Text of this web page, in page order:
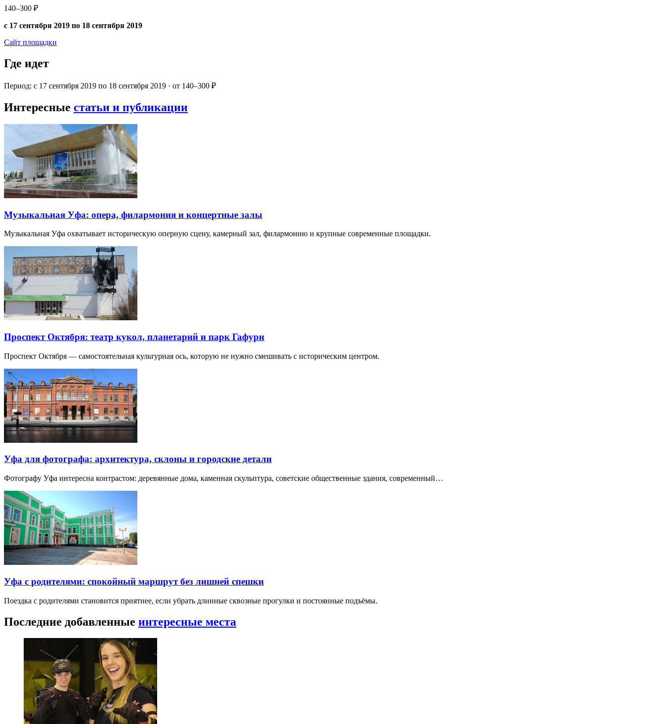
140–300 ₽
с 17 сентября 2019 по 18 сентября 2019
Сайт площадки
Где идет
Период: с 17 сентября 2019 по 18 сентября 2019 · от 140–300 ₽
Интересные статьи и публикации
Музыкальная Уфа: опера, филармония и концертные залы
Музыкальная Уфа охватывает историческую оперную сцену, камерный зал, филармонию и крупные современные площадки.
Проспект Октября: театр кукол, планетарий и парк Гафури
Проспект Октября — самостоятельная культурная ось, которую не нужно смешивать с историческим центром.
Уфа для фотографа: архитектура, склоны и городские детали
Фотографу Уфа интересна контрастом: деревянные дома, каменная скульптура, советские общественные здания, современный…
Уфа с родителями: спокойный маршрут без лишней спешки
Поездка с родителями становится приятнее, если убрать длинные сквозные прогулки и постоянные подъёмы.
Последние добавленные интересные места